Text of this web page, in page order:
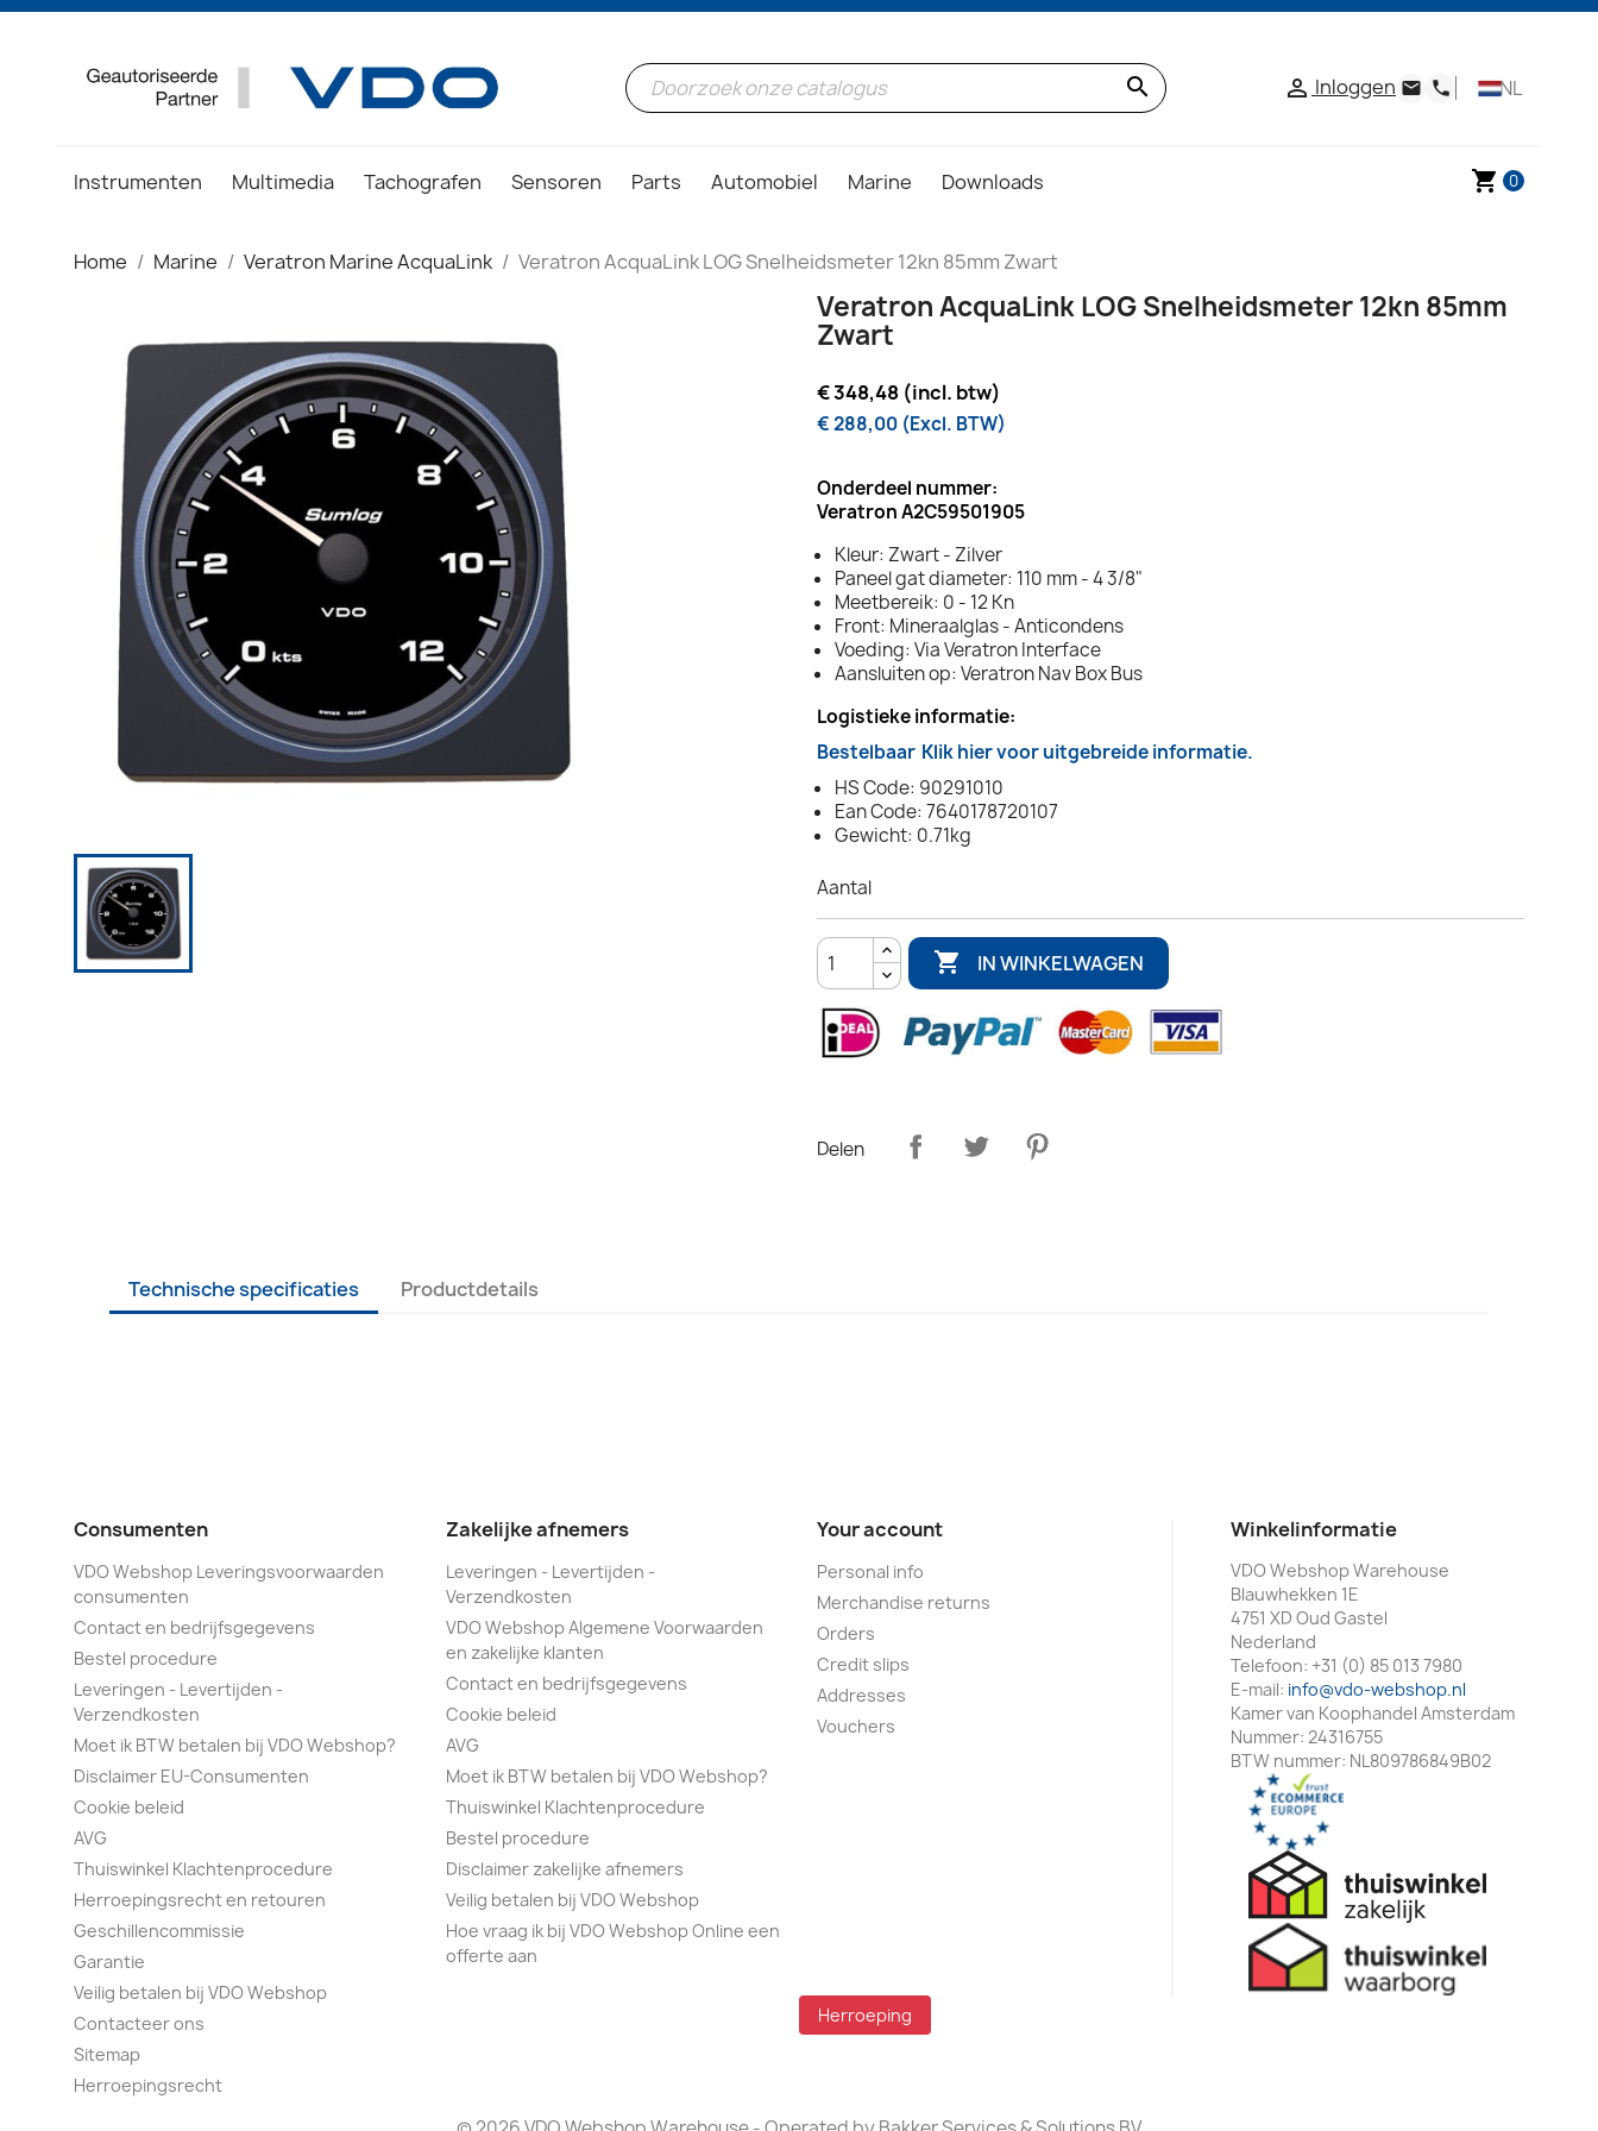
search  Inloggen email phone NL
Instrumenten Multimedia Tachografen Sensoren Parts Automobiel Marine Downloads shopping_cart 0
Home Marine Veratron Marine AcquaLink Veratron AcquaLink LOG Snelheidsmeter 12kn 85mm Zwart
Veratron AcquaLink LOG Snelheidsmeter 12kn 85mm
Zwart
€ 348,48 (incl. btw)
€ 288,00 (Excl. BTW)
Onderdeel nummer:
Veratron A2C59501905
Kleur: Zwart - Zilver
Paneel gat diameter: 110 mm - 4 3/8"
Meetbereik: 0 - 12 Kn
Front: Mineraalglas - Anticondens
Voeding: Via Veratron Interface
Aansluiten op: Veratron Nav Box Bus
Logistieke informatie:
Bestelbaar Klik hier voor uitgebreide informatie.
HS Code: 90291010
Ean Code: 7640178720107
Gewicht: 0.71kg
Aantal
 IN WINKELWAGEN
Delen
Technische specificaties Productdetails
Consumenten
VDO Webshop Leveringsvoorwaarden
consumenten
Contact en bedrijfsgegevens
Bestel procedure
Leveringen - Levertijden -
Verzendkosten
Moet ik BTW betalen bij VDO Webshop?
Disclaimer EU-Consumenten
Cookie beleid
AVG
Thuiswinkel Klachtenprocedure
Herroepingsrecht en retouren
Geschillencommissie
Garantie
Veilig betalen bij VDO Webshop
Contacteer ons
Sitemap
Herroepingsrecht
Zakelijke afnemers
Leveringen - Levertijden -
Verzendkosten
VDO Webshop Algemene Voorwaarden
en zakelijke klanten
Contact en bedrijfsgegevens
Cookie beleid
AVG
Moet ik BTW betalen bij VDO Webshop?
Thuiswinkel Klachtenprocedure
Bestel procedure
Disclaimer zakelijke afnemers
Veilig betalen bij VDO Webshop
Hoe vraag ik bij VDO Webshop Online een
offerte aan
Your account
Personal info
Merchandise returns
Orders
Credit slips
Addresses
Vouchers
Winkelinformatie
VDO Webshop Warehouse
Blauwhekken 1E
4751 XD Oud Gastel
Nederland
Telefoon: +31 (0) 85 013 7980
E-mail: info@vdo-webshop.nl
Kamer van Koophandel Amsterdam
Nummer: 24316755
BTW nummer: NL809786849B02
Herroeping